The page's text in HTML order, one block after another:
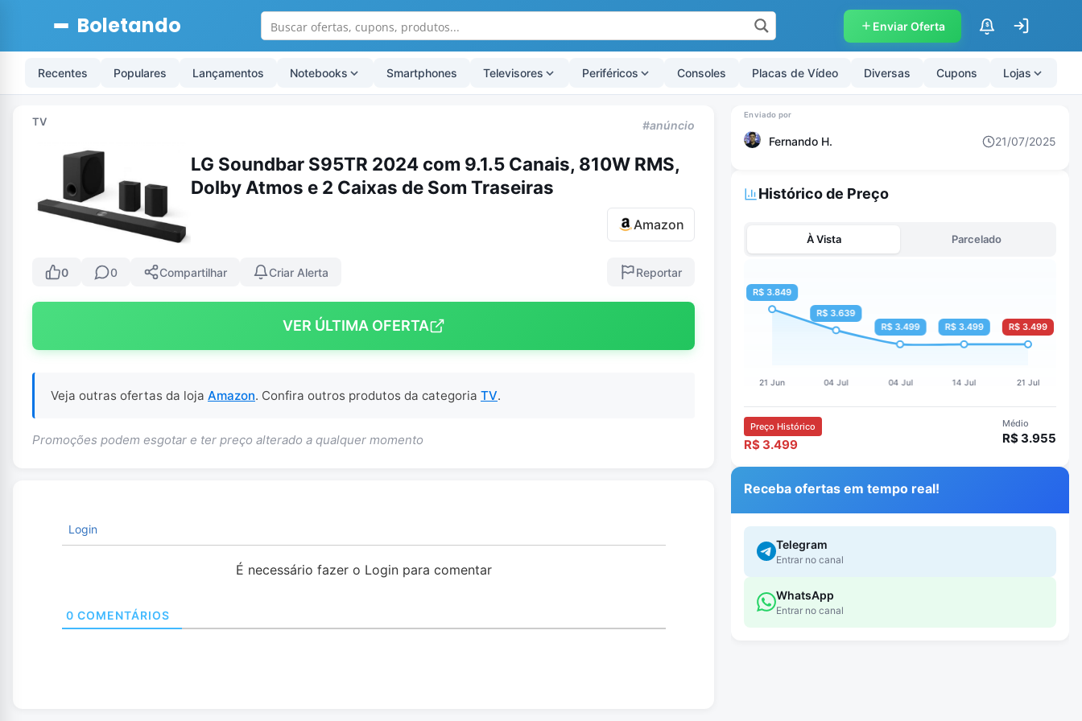
Boletando Enviar Oferta $
Recentes Populares Lançamentos Notebooks Smartphones Televisores Periféricos Consoles Placas de Vídeo Diversas Cupons Lojas
TV #anúncio
LG Soundbar S95TR 2024 com 9.1.5 Canais, 810W RMS,
Dolby Atmos e 2 Caixas de Som Traseiras
Amazon
0 0 Compartilhar Criar Alerta Reportar
VER ÚLTIMA OFERTA
Veja outras ofertas da loja Amazon. Confira outros produtos da categoria TV.
Promoções podem esgotar e ter preço alterado a qualquer momento
Login
É necessário fazer o Login para comentar
0 COMENTÁRIOS
Fernando H. 21/07/2025
Histórico de Preço
À Vista Parcelado
Preço Histórico
R$ 3.499
Médio
R$ 3.955
Receba ofertas em tempo real!
Telegram
Entrar no canal
WhatsApp
Entrar no canal